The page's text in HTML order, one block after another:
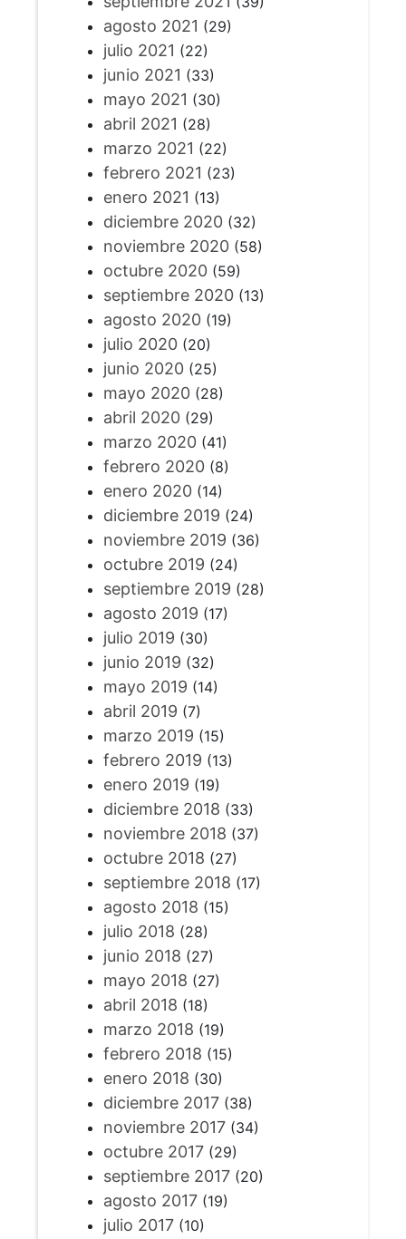
agosto 2021 (29)
julio 2021 (22)
junio 2021 (33)
mayo 2021 (30)
abril 2021 (28)
marzo 2021 (22)
febrero 2021 (23)
enero 2021 (13)
diciembre 2020(32)
noviembre 2020(58)
octubre 2020(59)
septiembre 2020(13)
agosto 2020(19)
julio 2020(20)
junio 2020(25)
mayo 2020(28)
abril 2020(29)
marzo 2020(41)
febrero 2020(8)
enero 2020(14)
diciembre 2019 (24)
noviembre 2019 (36)
octubre 2019 (24)
septiembre 2019 (28)
agosto 2019 (17)
julio 2019 (30)
junio 2019 (32)
mayo 2019 (14)
abril 2019 (7)
marzo 2019 (15)
febrero 2019 (13)
enero 2019 (19)
diciembre 2018 (33)
noviembre 2018 (37)
octubre 2018 (27)
septiembre 2018 (17)
agosto 2018 (15)
julio 2018 (28)
junio 2018 (27)
mayo 2018 (27)
abril 2018 (18)
marzo 2018 (19)
febrero 2018 (15)
enero 2018 (30)
diciembre 2017(38)
noviembre 2017(34)
octubre 2017(29)
septiembre 2017(20)
agosto 2017(19)
julio 2017(10)